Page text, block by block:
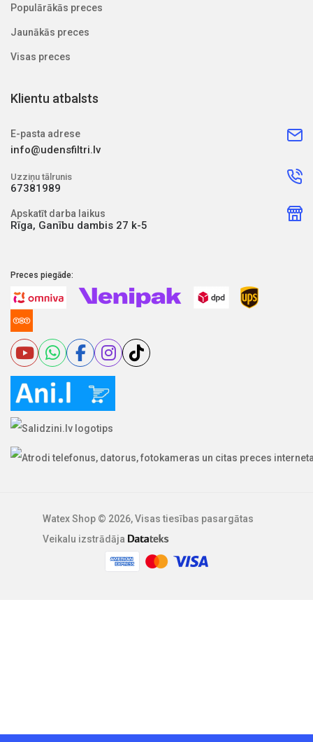
Populārākās preces
Jaunākās preces
Visas preces
Klientu atbalsts
E-pasta adrese
info@udensfiltri.lv
Uzziņu tālrunis
67381989
Apskatīt darba laikus
Rīga, Ganību dambis 27 k-5
Preces piegāde:
Watex Shop © 2026, Visas tiesības pasargātas
Veikalu izstrādāja